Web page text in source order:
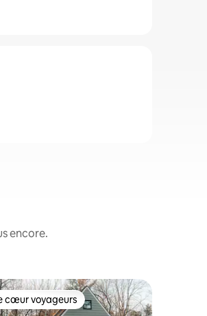
encore.
cœur voyageurs
cœur voyageurs